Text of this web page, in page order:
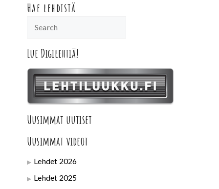
Hae lehdistä
Lue Digilehtiä!
Uusimmat uutiset
Uusimmat videot
Lehdet 2026
Lehdet 2025